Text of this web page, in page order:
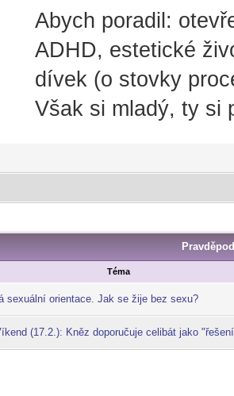
Abych poradil:
ADHD, estetické
dívek (o stovky
Však si mladý, ty si
Téma
sexuální orientace. Jak se žije bez sexu?
(17.2.): Kněz doporučuje celibát jako